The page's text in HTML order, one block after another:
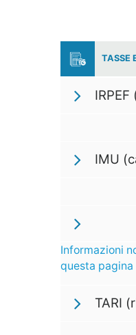
TASSE
IMU
Informazioni
questa pagina
TARI